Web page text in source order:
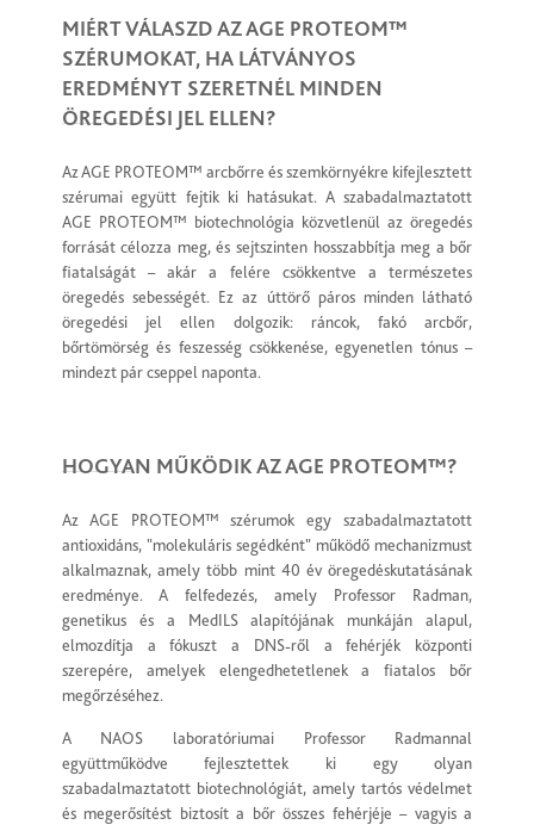
MIÉRT VÁLASZD AZ AGE PROTEOM™
SZÉRUMOKAT, HA LÁTVÁNYOS
EREDMÉNYT SZERETNÉL MINDEN
ÖREGEDÉSI JEL ELLEN?
Az AGE PROTEOM™ arcbőrre és szemkörnyékre kifejlesztett
szérumai együtt fejtik ki hatásukat. A szabadalmaztatott
AGE PROTEOM™ biotechnológia közvetlenül az öregedés
forrását célozza meg, és sejtszinten hosszabbítja meg a bőr
fiatalságát – akár a felére csökkentve a természetes
öregedés sebességét. Ez az úttörő páros minden látható
öregedési jel ellen dolgozik: ráncok, fakó arcbőr,
bőrtömörség és feszesség csökkenése, egyenetlen tónus –
mindezt pár cseppel naponta.
HOGYAN MŰKÖDIK AZ AGE PROTEOM™?
Az AGE PROTEOM™ szérumok egy szabadalmaztatott
antioxidáns, "molekuláris segédként" működő mechanizmust
alkalmaznak, amely több mint 40 év öregedéskutatásának
eredménye. A felfedezés, amely Professor Radman,
genetikus és a MedILS alapítójának munkáján alapul,
elmozdítja a fókuszt a DNS-ről a fehérjék központi
szerepére, amelyek elengedhetetlenek a fiatalos bőr
megőrzéséhez.
A NAOS laboratóriumai Professor Radmannal
együttműködve fejlesztettek ki egy olyan
szabadalmaztatott biotechnológiát, amely tartós védelmet
és megerősítést biztosít a bőr összes fehérjéje – vagyis a